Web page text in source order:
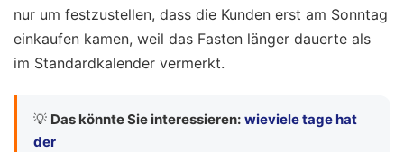
nur um festzustellen, dass die Kunden erst am Sonntag
einkaufen kamen, weil das Fasten länger dauerte als
im Standardkalender vermerkt.
💡 Das könnte Sie interessieren: wieviele tage hat
der